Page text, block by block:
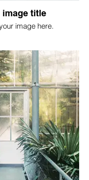
image title
image here.